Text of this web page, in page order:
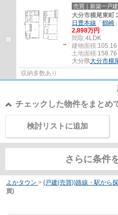
売買｜新築一戸建
大分市横尾東町
日豊本線 「 鶴崎
2,898万円
間取:4LDK
建物面積:
土地面積:
大分県大分市横
収納多数あり
チェックした物件をまとめ
検討リストに追加
さらに条件
よかタウン > (戸建(売買))路線・駅から
買)